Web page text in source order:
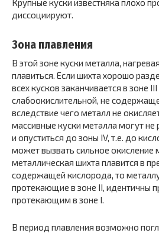
Крупные куски известняка плохо
диссоциируют.
Зона плавления
В этой зоне куски металла,
плавиться. Если шихта хорошо
всех кусков заканчивается в зоне
слабоокислительной, не
вследствие чего металл не
массивные куски металла могут не
и опуститься до зоны IV, т.е. до
может вызвать сильное окисление
металлическая шихта плавится в
содержащей кислорода, то
протекающие в зоне II, идентичны
протекающим в зоне I.
В период плавления возможно